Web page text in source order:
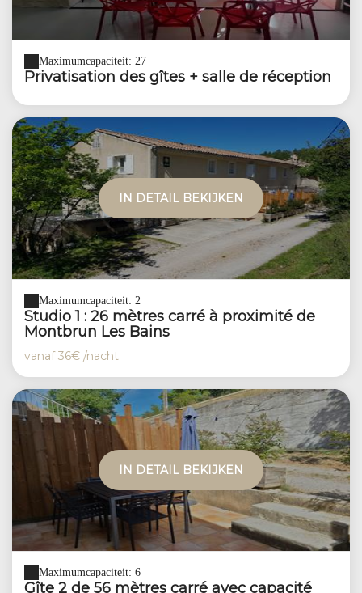
Maximumcapaciteit: 27
Privatisation des gîtes + salle de réception
IN DETAIL BEKIJKEN
Maximumcapaciteit: 2
Studio 1 : 26 mètres carré à proximité de
Montbrun Les Bains
vanaf36€ /nacht
IN DETAIL BEKIJKEN
Maximumcapaciteit: 6
Gîte 2 de 56 mètres carré avec capacité